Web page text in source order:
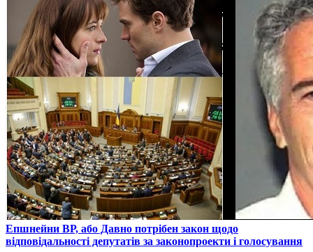
​Епшнейни ВР, або Давно потрібен закон щодо
відповідальності депутатів за законопроекти і голосування